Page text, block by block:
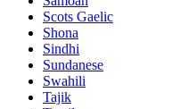
Scots Gaelic
Shona
Sindhi
Sundanese
Swahili
Tajik